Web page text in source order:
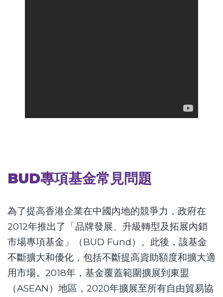
BUD專項基金常見問題
為了提高香港企業在中國內地的競爭力，政府在
2012年推出了「品牌發展、升級轉型及拓展內銷
市場專項基金」（BUD Fund）。此後，該基金
不斷擴大和優化，包括不斷提高資助額度和擴大適
用市場。2018年，基金覆蓋範圍擴展到東盟
（ASEAN）地區，2020年擴展至所有自由貿易協